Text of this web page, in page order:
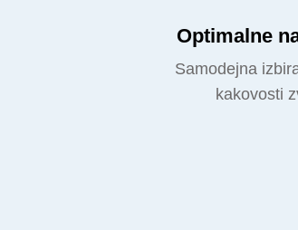
Optimalne
Samodejna
kakovosti